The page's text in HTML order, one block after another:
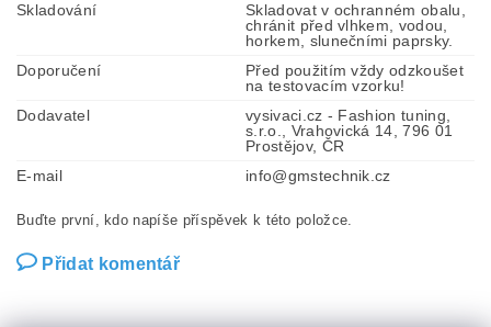
Skladování
Skladovat v ochranném obalu,
chránit před vlhkem, vodou,
horkem, slunečními paprsky.
Doporučení
Před použitím vždy odzkoušet
na testovacím vzorku!
Dodavatel
vysivaci.cz - Fashion tuning,
s.r.o., Vrahovická 14, 796 01
Prostějov, ČR
E-mail
info@gmstechnik.cz
Buďte první, kdo napíše příspěvek k této položce.
Přidat komentář